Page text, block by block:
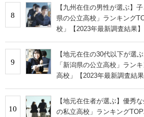
8
【九州在住の男性が選ぶ】
県の公立高校」ランキング
校」【2023年最新調査結果】
9
【地元在住の30代以下が選
「新潟県の公立高校」ラン
高校」【2023年最新調査結果
10
【地元在住者が選ぶ】優秀
の私立高校」ランキング